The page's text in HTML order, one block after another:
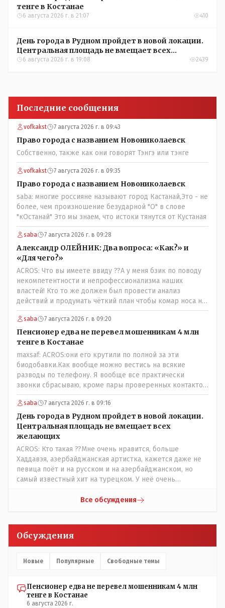
тенге в Костанае
6 августа 2026 г. в 21:07 410
День города в Рудном пройдет в новой локации.
Центральная площадь не вмещает всех
желающих
6 августа 2026 г. в 19:08 2439
Последние сообщения
vofkakst 7 августа 2026 г. в 09:43
Право города с названием Новониколаевск
Собственно, также как они говорят Тэнгэ или тэнге
vofkakst 7 августа 2026 г. в 09:35
Право города с названием Новониколаевск
saba: многие россияне называют город Кастанай,Это - не
более, чем произношение безударной "О" в слове
"кОстанай" Это мы знаем, что истоки тянутся от Кустаная
saba 7 августа 2026 г. в 09:28
Александр ОЛЕЙНИК: Два вопроса: «Как?» и
«Для чего?»
ACROS: Что вы имеете ввиду ??А у меня бзик по поводу
некомпетентности и непрофессионализма наших
властей! Кто то же должен был провести анализ
действий и продумать чёткий план чтобы комар носа не
подточил! Но тут явно спешили, а в аналитическом
центре либо кто то из родственников сидит, либо
ведущий специалист на Мальдивы уехал, либо всё
вместе! Пока прокатывает по вышеизложенным Вами
причинам, просто обстоятельства немного меняются по
сравнению с Назарбаевскими временами, власти
решили пощупать кошелёк населения, а это уже
неизвестная в уравнении взаимоотношений власти и
народа! Тут бы как раз специалист-аналитик и
пригодился бы!
saba 7 августа 2026 г. в 09:20
Пенсионер едва не перевел мошенникам 4 млн
тенге в Костанае
maxsaf: ACROS:они его крутили по полной за эти
биодобавки.Как вообще можно вестись на всякие
разводы по телефону. Я вообще все практически
звонки сбрасываю, кроме пары проверенных контактов.
Один раз мне мой банк позвонил, не мошенники. Я
приехал туда, в банк, нашел того, кто мне звонил,
притащил к главному менеджеру и обоим сказал: ещё
один такой звонок, без разницы, какая причина, и я
счета свои у вас позакрываю. Остальные входящие
сразу в бан, по умолчанию для меня любой входящий -
Скам, пока не доказано обратное - Zero trust. Все
созвоны - только на верифицируемые номера.Всё
верно, я тоже так поступаю,но увы любопытство ещё
никто не отменял! Я уже давно всё объяснил жене, но
она все равно меня допрашивает:" Кто звонил? От кого
скрываешься? Почему сбросил?"
saba 7 августа 2026 г. в 09:16
День города в Рудном пройдет в новой локации.
Центральная площадь не вмещает всех
желающих
ACROS: Кто такая ??Мне очень нравится, больше
Хаддавэя, азербайджанская артистка, кажется даже не
певица поёт и на русском и на азербайджанском, но
самый известный хит на турецком. У неё очень
Все обсуждения
Обсуждения
Новые Популярные Свободные темы
Пенсионер едва не перевел мошенникам 4 млн
тенге в Костанае
6 августа 2026 г.